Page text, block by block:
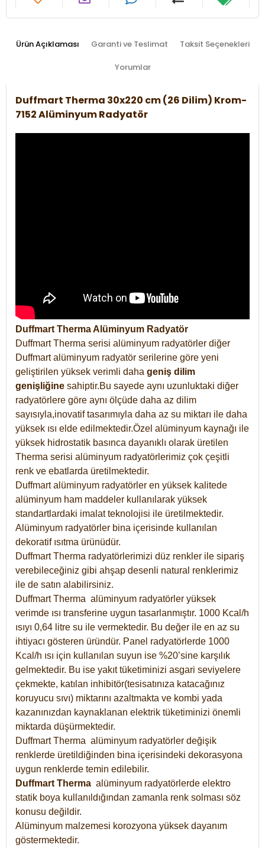
Ürün Açıklaması Garanti ve Teslimat Taksit Seçenekleri
Yorumlar
Duffmart Therma 30x220 cm (26 Dilim) Krom-
7152 Alüminyum Radyatör
Duffmart Therma Alüminyum Radyatör
Duffmart Therma serisi alüminyum radyatörler diğer
Duffmart alüminyum radyatör serilerine göre yeni
geliştirilen yüksek verimli daha geniş dilim
genişliğine sahiptir.Bu sayede aynı uzunluktaki diğer
radyatörlere göre aynı ölçüde daha az dilim
sayısıyla,inovatif tasarımıyla daha az su miktarı ile daha
yüksek ısı elde edilmektedir.Özel alüminyum kaynağı ile
yüksek hidrostatik basınca dayanıklı olarak üretilen
Therma serisi alüminyum radyatörlerimiz çok çeşitli
renk ve ebatlarda üretilmektedir.
Duffmart alüminyum radyatörler en yüksek kalitede
alüminyum ham maddeler kullanılarak yüksek
standartlardaki imalat teknolojisi ile üretilmektedir.
Alüminyum radyatörler bina içerisinde kullanılan
dekoratif ısıtma ürünüdür.
Duffmart Therma radyatörlerimizi düz renkler ile sipariş
verebileceğiniz gibi ahşap desenli natural renklerimiz
ile de satın alabilirsiniz.
Duffmart Therma alüminyum radyatörler yüksek
verimde ısı transferine uygun tasarlanmıştır. 1000 Kcal/h
ısıyı 0,64 litre su ile vermektedir. Bu değer ile en az su
ihtiyacı gösteren üründür. Panel radyatörlerde 1000
Kcal/h ısı için kullanılan suyun ise %20’sine karşılık
gelmektedir. Bu ise yakıt tüketiminizi asgari seviyelere
çekmekte, katılan inhibitör(tesisatınıza katacağınız
koruyucu sıvı) miktarını azaltmakta ve kombi yada
kazanınızdan kaynaklanan elektrik tüketiminizi önemli
miktarda düşürmektedir.
Duffmart Therma alüminyum radyatörler değişik
renklerde üretildiğinden bina içerisindeki dekorasyona
uygun renklerde temin edilebilir.
Duffmart Therma alüminyum radyatörlerde elektro
statik boya kullanıldığından zamanla renk solması söz
konusu değildir.
Alüminyum malzemesi korozyona yüksek dayanım
göstermektedir.